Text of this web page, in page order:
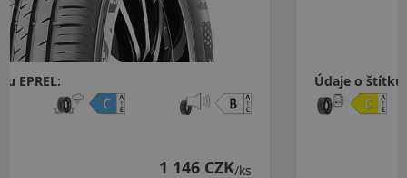
Údaje o štítku EPREL: